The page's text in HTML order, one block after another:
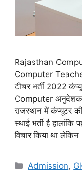
Rajasthan
Computer
टीचर भर्ती 2022
Computer अनुदेशक
राजस्थान में कंप्यूटर
स्थाई भर्ती है
विचार किया था
Categories
Admission,